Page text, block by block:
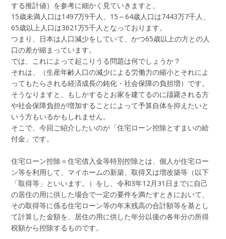
する推計値）を参考に細かく見ていきますと、
15歳未満人口は1497万9千人、15～64歳人口は7443万7千人、
65歳以上人口は3621万5千人となっております。
つまり、日本は人口減少をしていて、かつ65歳以上の方との人
口の差が縮まっています。
では、これによって起こりうる問題は何でしょうか？
それは、（生産年齢人口の減少による労働力の縮小とそれによ
ってもたらされる経済成長の鈍化・社会保障の負担増）です。
そうなりますと、もしかするとお家を建てるのに躊躇される方
や社会保障負担が増加することによって予算自体を抑えたいと
いう方もいるかもしれません。
そこで、今回ご紹介したいのが「住宅ローン控除とすまいの給
付金」です。
住宅ローン控除＝住宅借入金等特別控除とは、個人が住宅ロー
ン等を利用して、マイホームの新築、取得又は増改築等（以下
「取得等」といいます。）をし、令和3年12月31日までに自己
の居住の用に供した場合で一定の要件を満たすときにおいて、
その取得等に係る住宅ローン等の年末残高の合計額等を基とし
て計算した金額を、居住の用に供した年分以後の各年分の所得
税額から控除するものです。